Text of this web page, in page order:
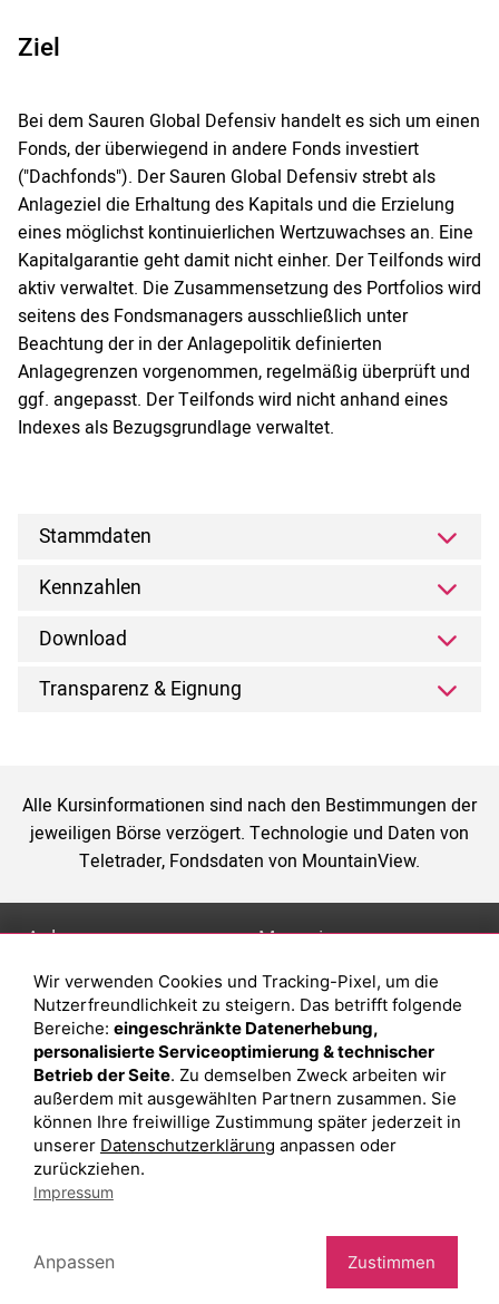
Ziel
Bei dem Sauren Global Defensiv handelt es sich um einen
Fonds, der überwiegend in andere Fonds investiert
("Dachfonds"). Der Sauren Global Defensiv strebt als
Anlageziel die Erhaltung des Kapitals und die Erzielung
eines möglichst kontinuierlichen Wertzuwachses an. Eine
Kapitalgarantie geht damit nicht einher. Der Teilfonds wird
aktiv verwaltet. Die Zusammensetzung des Portfolios wird
seitens des Fondsmanagers ausschließlich unter
Beachtung der in der Anlagepolitik definierten
Anlagegrenzen vorgenommen, regelmäßig überprüft und
ggf. angepasst. Der Teilfonds wird nicht anhand eines
Indexes als Bezugsgrundlage verwaltet.
Stammdaten
Kennzahlen
Download
Transparenz & Eignung
Alle Kursinformationen sind nach den Bestimmungen der
jeweiligen Börse verzögert. Technologie und Daten von
Teletrader, Fondsdaten von MountainView.
Anlage
Depot eröffnen
Depot vergleichen
Junior Depot
Top-Seller-Fonds
Top-Fonds
Fonds-Suche
Magazin
Was sind sind ETFs?
Sparplan Vorteile
Was ist ein Fonds?
Datenschutzerklärung
Wir verwenden Cookies und Tracking-Pixel, um die
Nutzerfreundlichkeit zu steigern. Das betrifft folgende
Bereiche: eingeschränkte Datenerhebung,
personalisierte Serviceoptimierung & technischer
Betrieb der Seite. Zu demselben Zweck arbeiten wir
außerdem mit ausgewählten Partnern zusammen. Sie
können Ihre freiwillige Zustimmung später jederzeit in
unserer Datenschutzerklärung anpassen oder
zurückziehen.
Impressum
Anpassen Zustimmen